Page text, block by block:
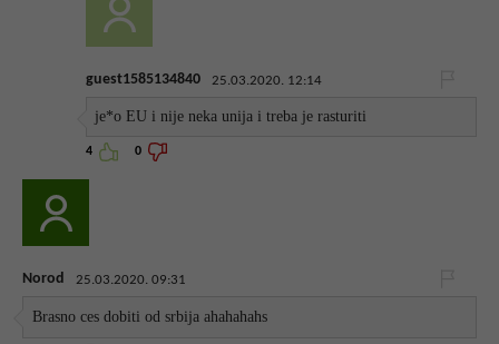
guest1585134840 25.03.2020. 12:14
je*o EU i nije neka unija i treba je rasturiti
4 0
Norod 25.03.2020. 09:31
Brasno ces dobiti od srbija ahahahahs